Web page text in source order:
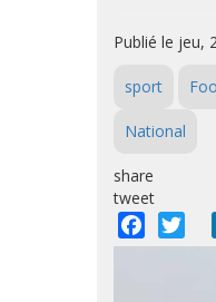
Publié le jeu,
sport
National
share
tweet